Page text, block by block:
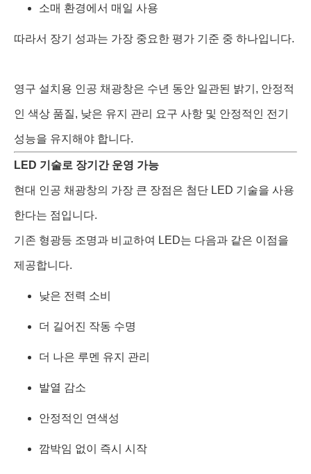
소매 환경에서 매일 사용
따라서 장기 성과는 가장 중요한 평가 기준 중 하나입니다.
영구 설치용 인공 채광창은 수년 동안 일관된 밝기, 안정적
인 색상 품질, 낮은 유지 관리 요구 사항 및 안정적인 전기
성능을 유지해야 합니다.
LED 기술로 장기간 운영 가능
현대 인공 채광창의 가장 큰 장점은 첨단 LED 기술을 사용
한다는 점입니다.
기존 형광등 조명과 비교하여 LED는 다음과 같은 이점을
제공합니다.
낮은 전력 소비
더 길어진 작동 수명
더 나은 루멘 유지 관리
발열 감소
안정적인 연색성
깜박임 없이 즉시 시작